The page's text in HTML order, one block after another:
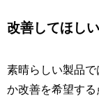
改善してほし
素晴らしい製品
か改善を希望する